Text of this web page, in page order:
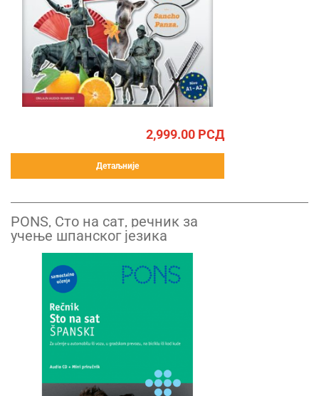
2,999.00 РСД
Детаљније
PONS, Сто на сат, речник за
учење шпанског језика